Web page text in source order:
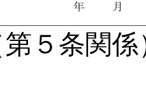
５条関係